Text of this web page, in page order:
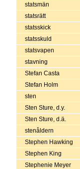
statsmän
statsrätt
statsskick
statsskuld
statsvapen
stavning
Stefan Casta
Stefan Holm
sten
Sten Sture, d.y.
Sten Sture, d.ä.
stenåldern
Stephen Hawking
Stephen King
Stephenie Meyer